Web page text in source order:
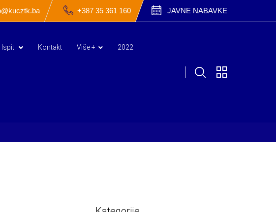
+387 35 361 160 JAVNE NABAVKE
Ispiti Kontakt Više + 2022